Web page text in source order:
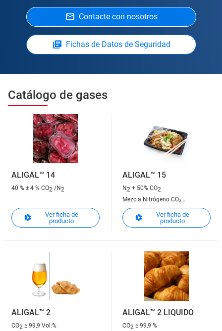
Contacte con nosotros
Fichas de Datos de Seguridad
Catálogo de gases
ALIGAL™ 14
40 % ± 4 % CO2 /N2
Ver ficha de
producto
ALIGAL™ 15
N2 + 50% CO2
Mezcla Nitrógeno CO₂
alimentario 50/50
Ver ficha de
producto
ALIGAL™ 2
CO2 ≥ 99,9 Vol.%
ALIGAL™ 2 LIQUIDO
CO2 ≥ 99,9 %